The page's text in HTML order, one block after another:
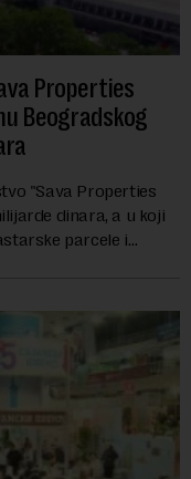
Properties
Beogradskog
"Sava Properties
dinara, a u koji
parcele i